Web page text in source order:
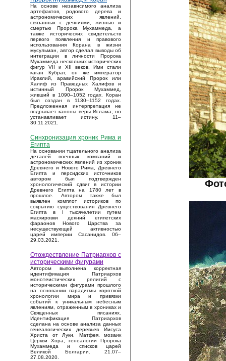
На основе независимого анализа
артефактов, родового дерева и
астрономических явлений,
связанных с деяниями, жизнью и
смертью Пророка Мухаммеда, а
также исторических свидетельств
первого появления и правового
использования Корана в жизни
мусульман, автор сделал выводы об
интеграции в личности Пророка
Мухаммеда нескольких исторических
фигур VII и XII веков. Ими стали
каган Кубрат, он же император
Ираклий, аравийский Пророк или
Халиф из Праведных Халифов и
истинный Пророк Мухаммед,
живший в 1090–1052 годах. Коран
был создан в 1130–1152 годах.
Предложенная интерпретация не
подрывает каноны веры Ислама, но
устанавливает истину. 11–
30.11.2021.
Синхронизация хроник Рима и
Египта
На основании тщательного анализа
деталей военных компаний и
астрономических явлений из хроник
Древнего и Нового Рима, Древнего
Египта и персидских источников
автором был подтвержден
хронологический сдвиг в истории
Древнего Египта на 1780 лет в
прошлое. Автором также был
выявлен комплот историков по
сокрытию существования Древнего
Египта в I тысячелетии путем
маскировки деяний египетских
фараонов Нового Царства за
несуществующей активностью
царей империи Сасанидов. 06–
29.03.2021.
Отождествление Патриархов с
историческими фигурами
Автором выполнена корректная
идентификация Патриархов
монотеистических религий с
историческими фигурами прошлого
на основании парадигмы короткой
хронологии мира и привязки
событий к уникальным небесным
явлениям, отраженным в хрониках и
Священных писаниях.
Идентификация Патриархов
сделана на основе анализа данных
генеалогических деревьев Иисуса
Христа от Луки, Матфея, мозаик
Церкви Хора, генеалогии Пророка
Мухаммеда и списков царей
Великой Болгарии. 21.07–
27.08.2020.